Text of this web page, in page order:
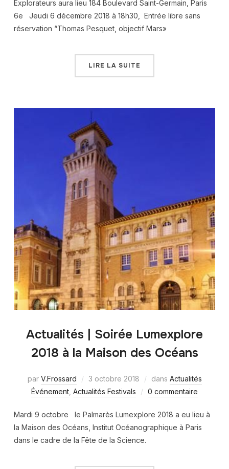
Explorateurs aura lieu 184 Boulevard Saint-Germain, Paris
6e Jeudi 6 décembre 2018 à 18h30, Entrée libre sans
réservation “Thomas Pesquet, objectif Mars»
LIRE LA SUITE
Actualités | Soirée Lumexplore
2018 à la Maison des Océans
par V.Frossard 3 octobre 2018 dans Actualités
Événement Actualités Festivals 0 commentaire
Mardi 9 octobre le Palmarès Lumexplore 2018 a eu lieu à
la Maison des Océans, Institut Océanographique à Paris
dans le cadre de la Fête de la Science.